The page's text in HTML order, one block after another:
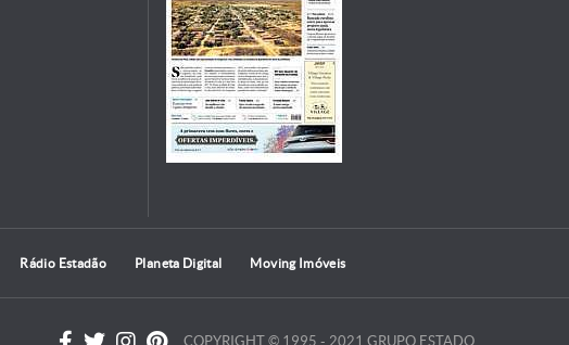
Rádio Estadão Planeta Digital Moving Imóveis
COPYRIGHT © 1995 - 2021 GRUPO ESTADO